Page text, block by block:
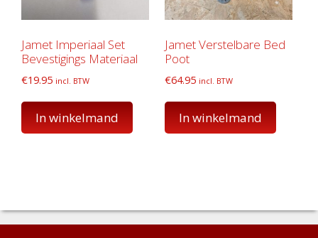
Jamet Imperiaal Set
Bevestigings Materiaal
€19.95 incl. BTW
In winkelmand
Jamet Verstelbare Bed
Poot
€64.95 incl. BTW
In winkelmand